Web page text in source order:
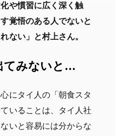
や慣習に広く深く触
覚悟のある人でないと
ない」と村上さん。
てみないと…
にタイ人の「朝食スタ
いることは、タイ人社
いと容易には分からな